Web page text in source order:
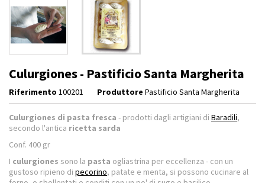
Culurgiones - Pastificio Santa Margherita
Riferimento 100201 Produttore Pastificio Santa Margherita
Culurgiones di pasta fresca - prodotti dagli artigiani di Baradili,
secondo l'antica ricetta sarda
Conf. 400 gr
I culurgiones sono la pasta ogliastrina per eccellenza - con un
gustoso ripieno di pecorino, patate e menta, si possono cucinare al